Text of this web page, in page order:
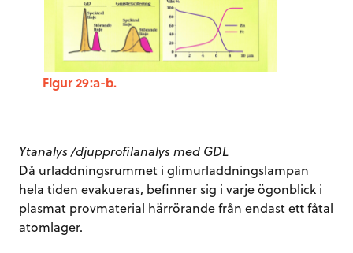
Figur 29:a-b.
Ytanalys /djupprofilanalys med GDL
Då urladdningsrummet i glimurladdningslampan
hela tiden evakueras, befinner sig i varje ögonblick i
plasmat provmaterial härrörande från endast ett fåtal
atomlager.